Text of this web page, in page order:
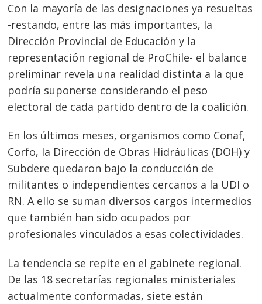
Con la mayoría de las designaciones ya resueltas
-restando, entre las más importantes, la
Dirección Provincial de Educación y la
representación regional de ProChile- el balance
preliminar revela una realidad distinta a la que
podría suponerse considerando el peso
electoral de cada partido dentro de la coalición.
En los últimos meses, organismos como Conaf,
Corfo, la Dirección de Obras Hidráulicas (DOH) y
Subdere quedaron bajo la conducción de
militantes o independientes cercanos a la UDI o
RN. A ello se suman diversos cargos intermedios
que también han sido ocupados por
profesionales vinculados a esas colectividades.
La tendencia se repite en el gabinete regional.
De las 18 secretarías regionales ministeriales
actualmente conformadas, siete están